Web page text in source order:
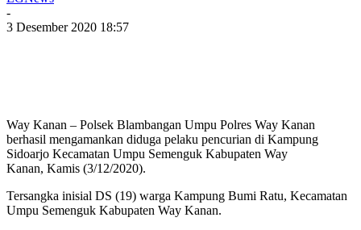
-
3 Desember 2020 18:57
Way Kanan – Polsek Blambangan Umpu Polres Way Kanan
berhasil mengamankan diduga pelaku pencurian di Kampung
Sidoarjo Kecamatan Umpu Semenguk Kabupaten Way
Kanan, Kamis (3/12/2020).
Tersangka inisial DS (19) warga Kampung Bumi Ratu, Kecamatan
Umpu Semenguk Kabupaten Way Kanan.